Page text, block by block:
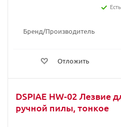
Бренд/Производитель
Отложить
DSPIAE HW-02 Лезвие
ручной пилы, тонкое